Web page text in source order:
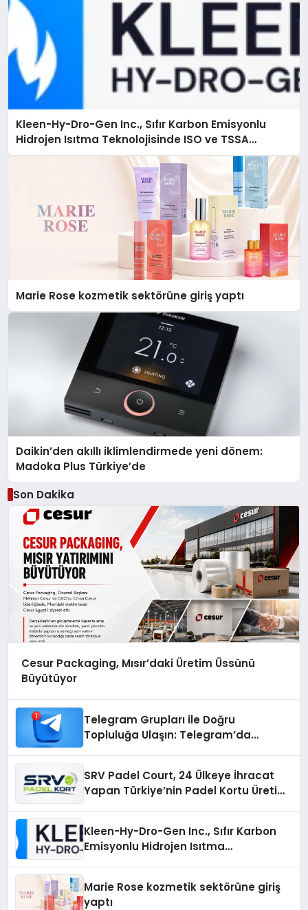
Kleen-Hy-Dro-Gen Inc., Sıfır Karbon Emisyonlu
Hidrojen Isıtma Teknolojisinde ISO ve TSSA
Düzenleyici Onaylarını Aldı
Marie Rose kozmetik sektörüne giriş yaptı
Daikin’den akıllı iklimlendirmede yeni dönem:
Madoka Plus Türkiye’de
Son Dakika
Cesur Packaging, Mısır’daki Üretim Üssünü
Büyütüyor
Telegram Grupları ile Doğru
Topluluğa Ulaşın: Telegram’da
SRV Padel Court, 24 Ülkeye İhracat
Yapan Türkiye’nin Padel Kortu Üretim
Kleen-Hy-Dro-Gen Inc., Sıfır Karbon
Emisyonlu Hidrojen Isıtma
Marie Rose kozmetik sektörüne giriş
yaptı